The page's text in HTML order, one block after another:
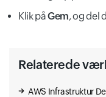
Klik påGem, og del
Relaterede
AWS Infrastruktur